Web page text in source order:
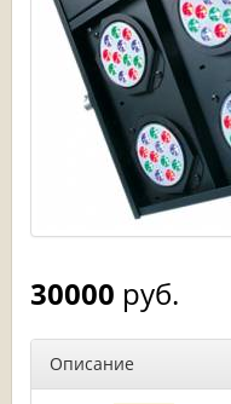
30000 руб.
Описание